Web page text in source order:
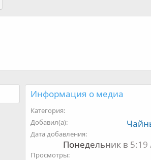
Информация о медиа
Категория
Добавил(а)
Дата добавления
Понедельник в 5:19
Просмотры